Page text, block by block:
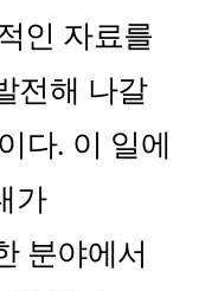
인 자료를
전해 나갈
다. 이 일에
가
분야에서